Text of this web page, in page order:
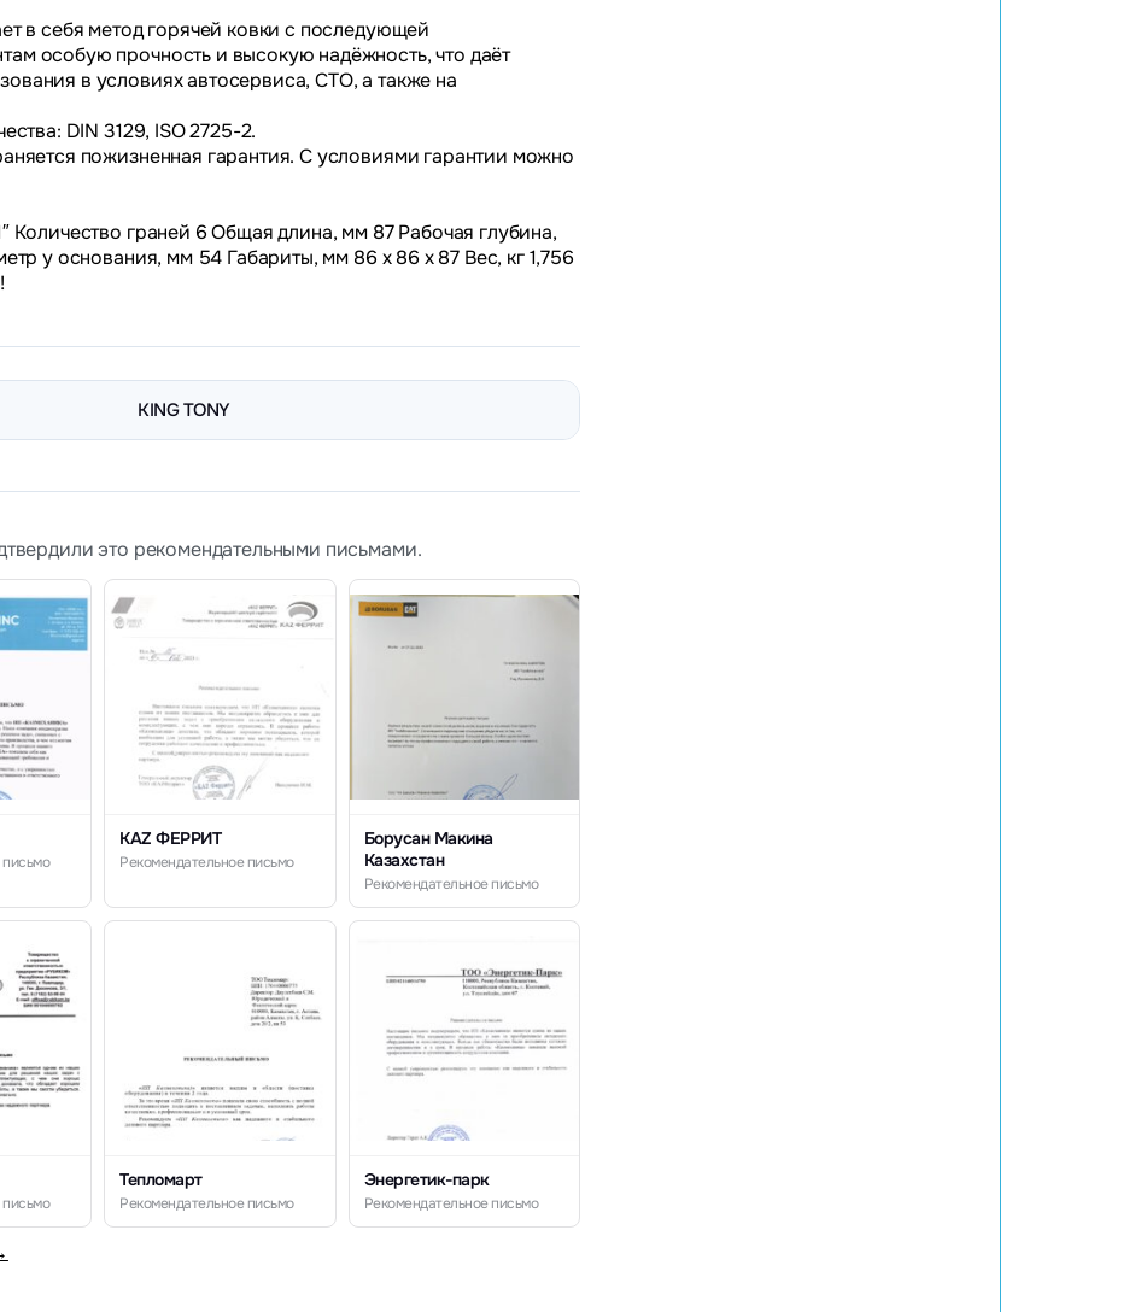
в себя метод горячей ковки с последующей
особую прочность и высокую надёжность, что даёт
в условиях автосервиса, СТО, а также на
DIN 3129, ISO 2725-2.
пожизненная гарантия. С условиями гарантии можно
Количество граней 6 Общая длина, мм 87 Рабочая глубина,
у основания, мм 54 Габариты, мм 86 х 86 х 87 Вес, кг 1,756
KING TONY
это рекомендательными письмами.
письмо
KAZ ФЕРРИТ
Рекомендательное письмо
Борусан Макина
Казахстан
Рекомендательное письмо
письмо
Тепломарт
Рекомендательное письмо
Энергетик-парк
Рекомендательное письмо